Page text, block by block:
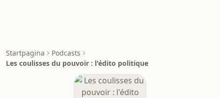
Startpagina
Podcasts
Les coulisses du pouvoir : l'édito politique